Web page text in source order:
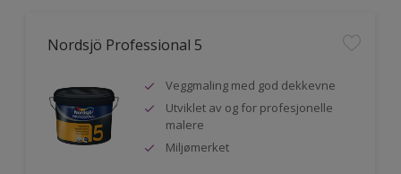
Nordsjö Professional 5
Veggmaling med god dekkevne
Utviklet av og for profesjonelle
malere
Miljømerket